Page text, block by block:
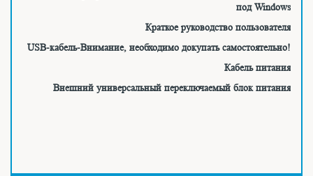
под Windows
Краткое руководство пользователя
USB-кабель-Внимание, необходимо докупать самостоятельно!
Кабель питания
Внешний универсальный переключаемый блок питания